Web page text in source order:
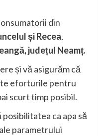
din
și Recea,
județul Neamț.
și vă asigurăm că
eforturile pentru
scurt timp posibil.
ca apa să
parametrului